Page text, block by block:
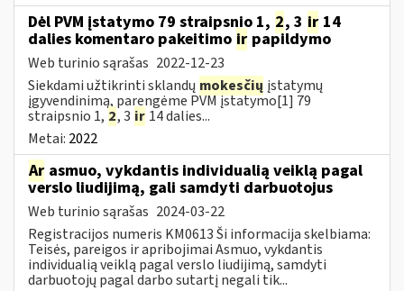
Dėl PVM įstatymo 79 straipsnio 1, 2, 3 ir 14
dalies komentaro pakeitimo ir papildymo
Web turinio sąrašas 2022-12-23
Siekdami užtikrinti sklandų mokesčių įstatymų
įgyvendinimą, parengėme PVM įstatymo[1] 79
straipsnio 1, 2, 3 ir 14 dalies...
Metai: 2022
Ar asmuo, vykdantis individualią veiklą pagal
verslo liudijimą, gali samdyti darbuotojus
Web turinio sąrašas 2024-03-22
Registracijos numeris KM0613 Ši informacija skelbiama:
Teisės, pareigos ir apribojimai Asmuo, vykdantis
individualią veiklą pagal verslo liudijimą, samdyti
darbuotojų pagal darbo sutartį negali tik...